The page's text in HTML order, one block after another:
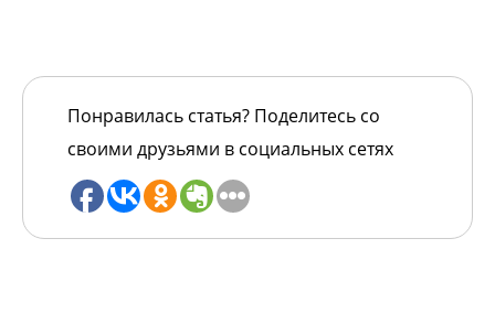
Понравилась статья? Поделитесь со
своими друзьями в социальных сетях